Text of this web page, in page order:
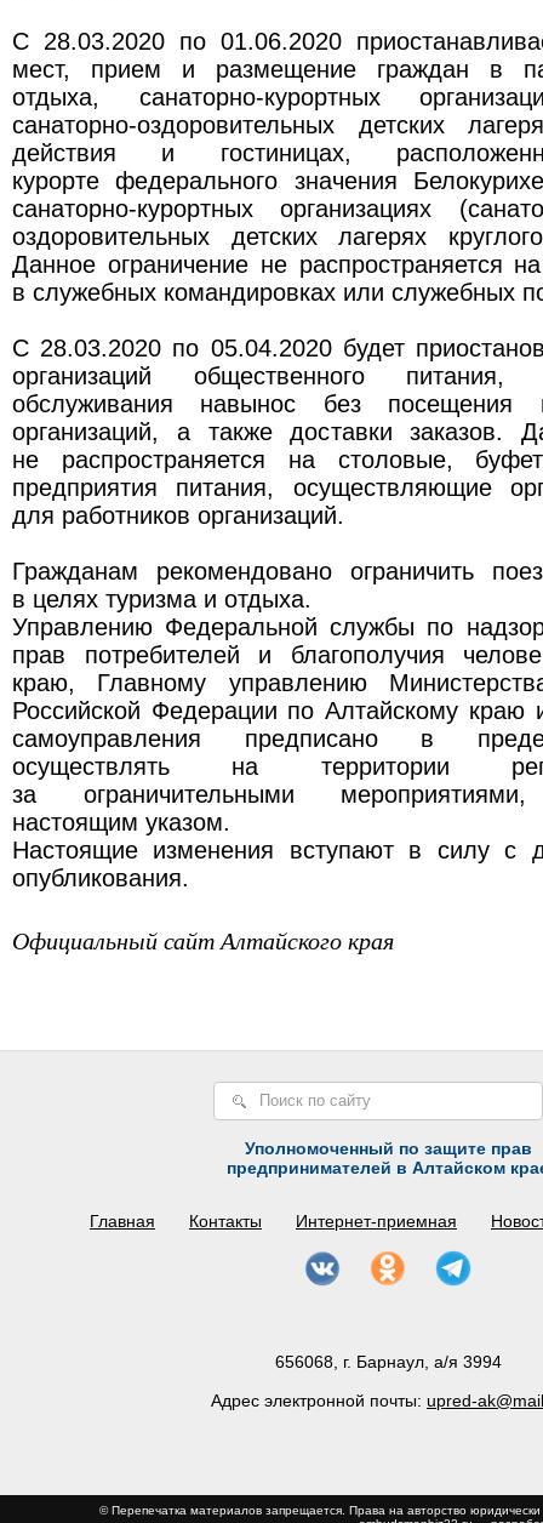
С 28.03.2020 по 01.06.2020
мест, прием и размещение граждан в
отдыха, санаторно-курортных
санаторно-оздоровительных детских
действия и гостиницах,
курорте федерального значения
санаторно-курортных организациях
оздоровительных детских лагерях
Данное ограничение не распространяется
в служебных командировках или служебных
С 28.03.2020 по 05.04.2020 будет
организаций общественного
обслуживания навынос без посещения
организаций, а также доставки заказов.
не распространяется на столовые,
предприятия питания, осуществляющие
для работников организаций.
Гражданам рекомендовано ограничить
в целях туризма и отдыха.
Управлению Федеральной службы по
прав потребителей и благополучия
краю, Главному управлению
Российской Федерации по Алтайскому краю
самоуправления предписано в
осуществлять на территории
за ограничительными мероприятиями,
настоящим указом.
Настоящие изменения вступают в силу с
опубликования.
Официальный сайт Алтайского края
Уполномоченный по защите прав
предпринимателей в Алтайском
Главная Контакты Интернет-приемная
656068, г. Барнаул, а/я 3994
Адрес электронной почты: upred-
© Перепечатка материалов запрещается. Права на авторство